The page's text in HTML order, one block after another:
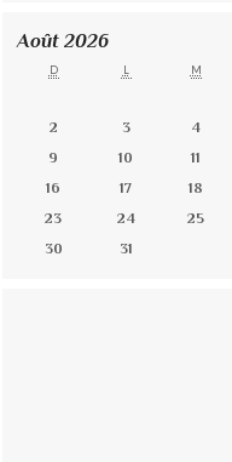
Août 2026
D L M
2
3 4
9
10 11
16
17 18
23
24 25
30
31